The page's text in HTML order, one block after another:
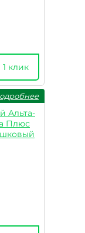
клик
Альта-
Плюс